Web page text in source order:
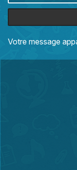
Votre message